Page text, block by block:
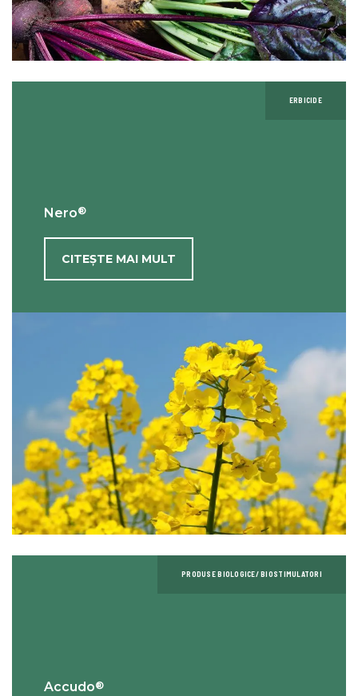
ERBICIDE
Nero®
CITEȘTE MAI MULT
PRODUSE BIOLOGICE/ BIOSTIMULATORI
Accudo®